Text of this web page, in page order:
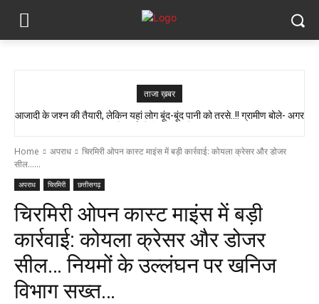
ताजा ख़बर
आजादी के जश्न की तैयारी, लेकिन यहां लोग बूंद-बूंद पानी को तरसे..!! ग्रामीण बोले- अगर
Home अपराध
चिरमिरी ओपन कास्ट माइंस में बड़ी कार्रवाई: कोयला क्रेसर और डोजर
सील......
अपराध चिरमिरी छत्तीसगढ़
चिरमिरी ओपन कास्ट माइंस में बड़ी
कार्रवाई: कोयला क्रेसर और डोजर
सील… नियमों के उल्लंघन पर खनिज
विभाग सख्त…